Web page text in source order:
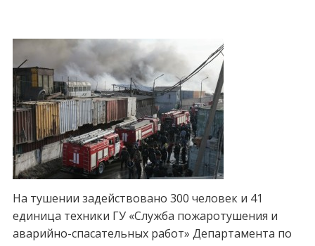
На тушении задействовано 300 человек и 41
единица техники ГУ «Служба пожаротушения и
аварийно-спасательных работ» Департамента по